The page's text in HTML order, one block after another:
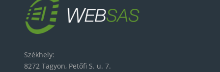
Székhely:
8272 Tagyon, Petőfi S. u. 7.